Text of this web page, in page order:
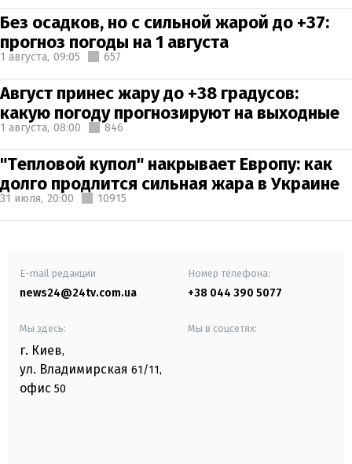
Без осадков, но с сильной жарой до +37:
прогноз погоды на 1 августа
1 августа, 09:05 657
Август принес жару до +38 градусов:
какую погоду прогнозируют на выходные
1 августа, 08:00 846
"Тепловой купол" накрывает Европу: как
долго продлится сильная жара в Украине
31 июля, 20:00 10915
E-mail редакции
news24@24tv.com.ua
Номер телефона:
+38 044 390 5077
Мы здесь:
г. Киев,
ул. Владимирская 61/11,
офис 50
Мы в соцсетях: